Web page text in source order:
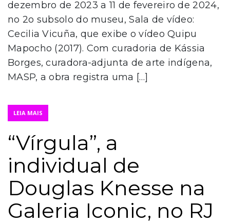
dezembro de 2023 a 11 de fevereiro de 2024,
no 2o subsolo do museu, Sala de vídeo:
Cecilia Vicuña, que exibe o vídeo Quipu
Mapocho (2017). Com curadoria de Kássia
Borges, curadora-adjunta de arte indígena,
MASP, a obra registra uma […]
LEIA MAIS
“Vírgula”, a
individual de
Douglas Knesse na
Galeria Iconic, no RJ